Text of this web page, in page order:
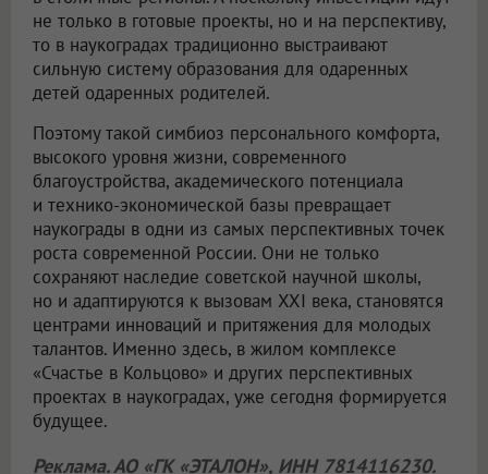
не только в готовые проекты, но и на перспективу,
то в наукоградах традиционно выстраивают
сильную систему образования для одаренных
детей одаренных родителей.
Поэтому такой симбиоз персонального комфорта,
высокого уровня жизни, современного
благоустройства, академического потенциала
и технико-экономической базы превращает
наукограды в одни из самых перспективных точек
роста современной России. Они не только
сохраняют наследие советской научной школы,
но и адаптируются к вызовам XXI века, становятся
центрами инноваций и притяжения для молодых
талантов. Именно здесь, в жилом комплексе
«Счастье в Кольцово» и других перспективных
проектах в наукоградах, уже сегодня формируется
будущее.
Реклама. АО «ГК «ЭТАЛОН», ИНН 7814116230.